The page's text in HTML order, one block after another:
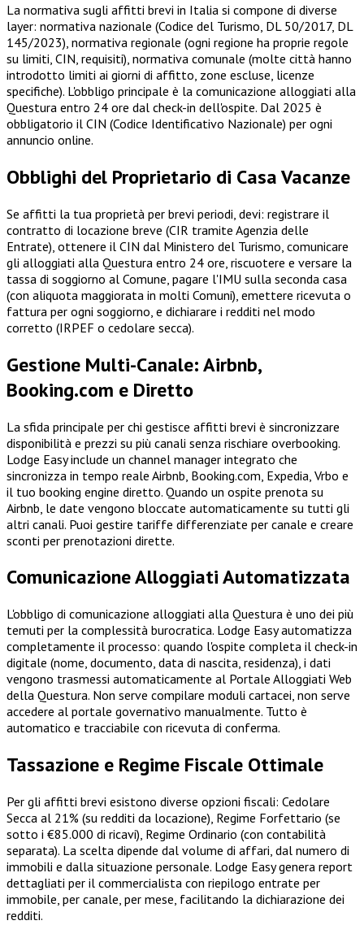
La normativa sugli affitti brevi in Italia si compone di diverse
layer: normativa nazionale (Codice del Turismo, DL 50/2017, DL
145/2023), normativa regionale (ogni regione ha proprie regole
su limiti, CIN, requisiti), normativa comunale (molte città hanno
introdotto limiti ai giorni di affitto, zone escluse, licenze
specifiche). L'obbligo principale è la comunicazione alloggiati alla
Questura entro 24 ore dal check-in dell'ospite. Dal 2025 è
obbligatorio il CIN (Codice Identificativo Nazionale) per ogni
annuncio online.
Obblighi del Proprietario di Casa Vacanze
Se affitti la tua proprietà per brevi periodi, devi: registrare il
contratto di locazione breve (CIR tramite Agenzia delle
Entrate), ottenere il CIN dal Ministero del Turismo, comunicare
gli alloggiati alla Questura entro 24 ore, riscuotere e versare la
tassa di soggiorno al Comune, pagare l'IMU sulla seconda casa
(con aliquota maggiorata in molti Comuni), emettere ricevuta o
fattura per ogni soggiorno, e dichiarare i redditi nel modo
corretto (IRPEF o cedolare secca).
Gestione Multi-Canale: Airbnb,
Booking.com e Diretto
La sfida principale per chi gestisce affitti brevi è sincronizzare
disponibilità e prezzi su più canali senza rischiare overbooking.
Lodge Easy include un channel manager integrato che
sincronizza in tempo reale Airbnb, Booking.com, Expedia, Vrbo e
il tuo booking engine diretto. Quando un ospite prenota su
Airbnb, le date vengono bloccate automaticamente su tutti gli
altri canali. Puoi gestire tariffe differenziate per canale e creare
sconti per prenotazioni dirette.
Comunicazione Alloggiati Automatizzata
L'obbligo di comunicazione alloggiati alla Questura è uno dei più
temuti per la complessità burocratica. Lodge Easy automatizza
completamente il processo: quando l'ospite completa il check-in
digitale (nome, documento, data di nascita, residenza), i dati
vengono trasmessi automaticamente al Portale Alloggiati Web
della Questura. Non serve compilare moduli cartacei, non serve
accedere al portale governativo manualmente. Tutto è
automatico e tracciabile con ricevuta di conferma.
Tassazione e Regime Fiscale Ottimale
Per gli affitti brevi esistono diverse opzioni fiscali: Cedolare
Secca al 21% (su redditi da locazione), Regime Forfettario (se
sotto i €85.000 di ricavi), Regime Ordinario (con contabilità
separata). La scelta dipende dal volume di affari, dal numero di
immobili e dalla situazione personale. Lodge Easy genera report
dettagliati per il commercialista con riepilogo entrate per
immobile, per canale, per mese, facilitando la dichiarazione dei
redditi.